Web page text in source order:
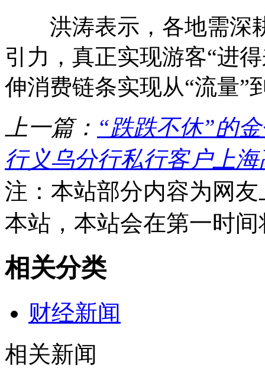
洪涛表示，各地需深
引力，真正实现游客“进
伸消费链条实现从“流量”
上一篇： “跌跌不休”的
行义乌分行私行客户上
注：本站部分内容为网
本站，本站会在第一时
相关分类
财经新闻
相关新闻